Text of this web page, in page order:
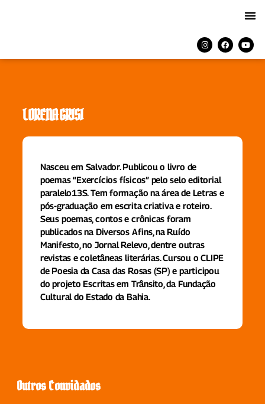
LORENA GRISI
Nasceu em Salvador. Publicou o livro de
poemas “Exercícios físicos” pelo selo editorial
paralelo13S. Tem formação na área de Letras e
pós-graduação em escrita criativa e roteiro.
Seus poemas, contos e crônicas foram
publicados na Diversos Afins, na Ruído
Manifesto, no Jornal Relevo, dentre outras
revistas e coletâneas literárias. Cursou o CLIPE
de Poesia da Casa das Rosas (SP) e participou
do projeto Escritas em Trânsito, da Fundação
Cultural do Estado da Bahia.
Outros Convidados